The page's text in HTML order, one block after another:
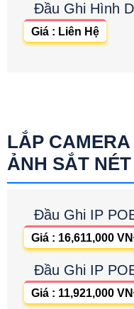
Đầu Ghi Hình
Giá : Liên Hệ
LẮP
ẢNH SẮT NÉT
Đầu Ghi IP
Giá : 16,611,000
Đầu Ghi IP
Giá : 11,921,000